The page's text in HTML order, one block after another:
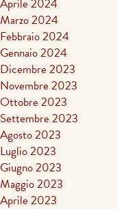
Aprile 2024
Marzo 2024
Febbraio 2024
Gennaio 2024
Dicembre 2023
Novembre 2023
Ottobre 2023
Settembre 2023
Agosto 2023
Luglio 2023
Giugno 2023
Maggio 2023
Aprile 2023